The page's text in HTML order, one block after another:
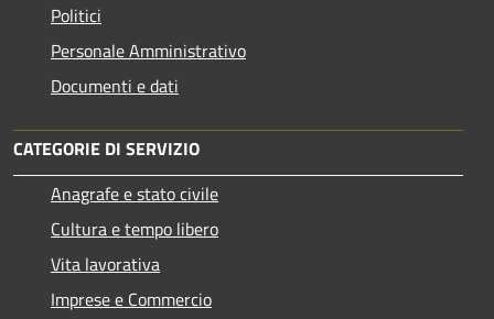
Politici
Personale Amministrativo
Documenti e dati
CATEGORIE DI SERVIZIO
Anagrafe e stato civile
Cultura e tempo libero
Vita lavorativa
Imprese e Commercio